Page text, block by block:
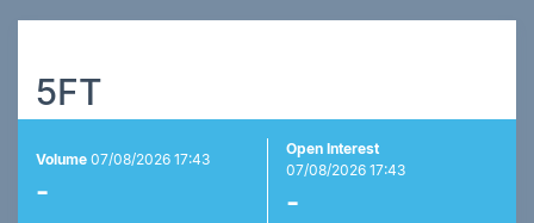
5FT
Volume 07/08/2026 17:43
-
Open Interest
07/08/2026 17:43
-